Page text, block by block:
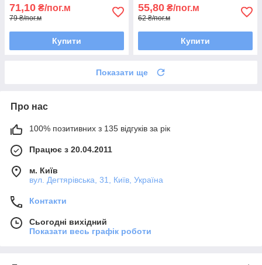
71,10 ₴/пог.м
79 ₴/пог.м
Купити
55,80 ₴/пог.м
62 ₴/пог.м
Купити
Показати ще
Про нас
100% позитивних з 135 відгуків за рік
Працює з 20.04.2011
м. Київ
вул. Дегтярівська, 31, Київ, Україна
Контакти
Сьогодні вихідний
Показати весь графік роботи